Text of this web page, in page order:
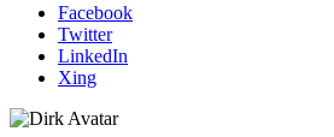
Facebook
Twitter
LinkedIn
Xing